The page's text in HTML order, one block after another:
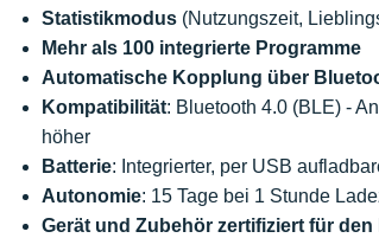
Statistikmodus (Nutzungszeit,
Mehr als 100 integrierte Programme
Automatische Kopplung über
Kompatibilität: Bluetooth 4.0 (BLE) -
höher
Batterie: Integrierter, per USB
Autonomie: 15 Tage bei 1 Stunde
Gerät und Zubehör zertifiziert für